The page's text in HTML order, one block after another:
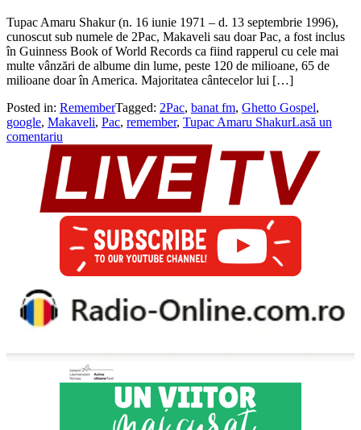
Tupac Amaru Shakur (n. 16 iunie 1971 – d. 13 septembrie 1996),
cunoscut sub numele de 2Pac, Makaveli sau doar Pac, a fost inclus
în Guinness Book of World Records ca fiind rapperul cu cele mai
multe vânzări de albume din lume, peste 120 de milioane, 65 de
milioane doar în America. Majoritatea cântecelor lui […]
Posted in: RememberTagged: 2Pac, banat fm, Ghetto Gospel,
google, Makaveli, Pac, remember, Tupac Amaru ShakurLasă un
comentariu